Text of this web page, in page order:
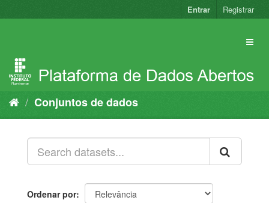
para
Entrar Registrar
Conjuntos de dados
Ordenar por